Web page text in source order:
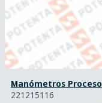
Manómetros Proceso
221215116